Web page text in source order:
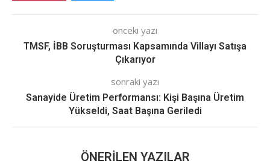
önceki yazı
TMSF, İBB Soruşturması Kapsamında Villayı Satışa
Çıkarıyor
sonraki yazı
Sanayide Üretim Performansı: Kişi Başına Üretim
Yükseldi, Saat Başına Geriledi
ÖNERILEN YAZILAR